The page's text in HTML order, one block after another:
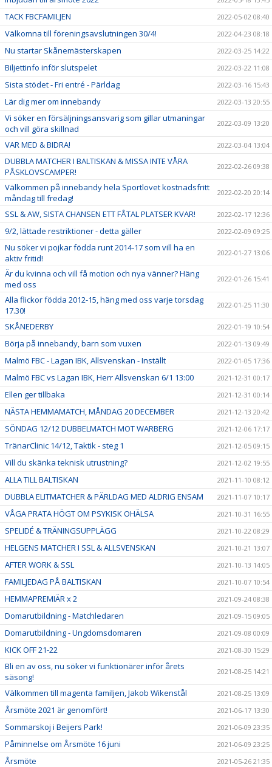
TACK FBCFAMILJEN 2022-05-02 08:40
Välkomna till föreningsavslutningen 30/4! 2022-04-23 08:18
Nu startar Skånemästerskapen 2022-03-25 14:22
Biljettinfo inför slutspelet 2022-03-22 11:08
Sista stödet - Fri entré - Pärldag 2022-03-16 15:43
Lär dig mer om innebandy 2022-03-13 20:55
Vi söker en försäljningsansvarig som gillar utmaningar
och vill göra skillnad
2022-03-09 13:20
VAR MED & BIDRA! 2022-03-04 13:04
DUBBLA MATCHER I BALTISKAN & MISSA INTE VÅRA
PÅSKLOVSCAMPER!
2022-02-26 09:38
Välkommen på innebandy hela Sportlovet kostnadsfritt
måndag till fredag!
2022-02-20 20:14
SSL & AW, SISTA CHANSEN ETT FÅTAL PLATSER KVAR! 2022-02-17 12:36
9/2, lättade restriktioner - detta gäller 2022-02-09 09:25
Nu söker vi pojkar födda runt 2014-17 som vill ha en
aktiv fritid!
2022-01-27 13:06
Är du kvinna och vill få motion och nya vänner? Häng
med oss
2022-01-26 15:41
Alla flickor födda 2012-15, häng med oss varje torsdag
17.30!
2022-01-25 11:30
SKÅNEDERBY 2022-01-19 10:54
Börja på innebandy, barn som vuxen 2022-01-13 09:49
Malmö FBC - Lagan IBK, Allsvenskan - Inställt 2022-01-05 17:36
Malmö FBC vs Lagan IBK, Herr Allsvenskan 6/1 13:00 2021-12-31 00:17
Ellen ger tillbaka 2021-12-31 00:14
NÄSTA HEMMAMATCH, MÅNDAG 20 DECEMBER 2021-12-13 20:42
SÖNDAG 12/12 DUBBELMATCH MOT WARBERG 2021-12-06 17:17
TränarClinic 14/12, Taktik - steg 1 2021-12-05 09:15
Vill du skänka teknisk utrustning? 2021-12-02 19:55
ALLA TILL BALTISKAN 2021-11-10 08:12
DUBBLA ELITMATCHER & PÄRLDAG MED ALDRIG ENSAM 2021-11-07 10:17
VÅGA PRATA HÖGT OM PSYKISK OHÄLSA 2021-10-31 16:55
SPELIDÉ & TRÄNINGSUPPLÄGG 2021-10-22 08:29
HELGENS MATCHER I SSL & ALLSVENSKAN 2021-10-21 13:07
AFTER WORK & SSL 2021-10-13 14:05
FAMILJEDAG PÅ BALTISKAN 2021-10-07 10:54
HEMMAPREMIÄR x 2 2021-09-24 08:38
Domarutbildning - Matchledaren 2021-09-15 09:05
Domarutbildning - Ungdomsdomaren 2021-09-08 00:09
KICK OFF 21-22 2021-08-30 15:29
Bli en av oss, nu söker vi funktionärer inför årets
säsong!
2021-08-25 14:21
Välkommen till magenta familjen, Jakob Wikenstål 2021-08-25 13:09
Årsmöte 2021 är genomfört! 2021-06-17 13:30
Sommarskoj i Beijers Park! 2021-06-09 23:35
Påminnelse om Årsmöte 16 juni 2021-06-09 23:25
Årsmöte 2021-05-26 21:35